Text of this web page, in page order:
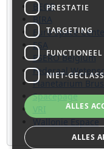
BEOP
BIRA
Euro Space
ESA
ESERO Belgium
Federaal
Planetarium
Spacepage
VRI
Wallonie Espace
PRESTATIE
TARGETING
FUNCTIONEEL
NIET-
ALLES
ALLES